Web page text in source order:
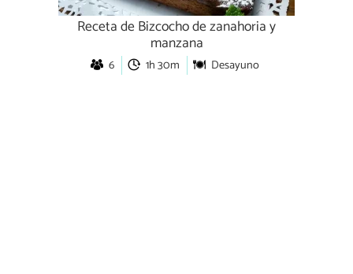
Receta de Bizcocho de zanahoria y
manzana
6 1h 30m Desayuno